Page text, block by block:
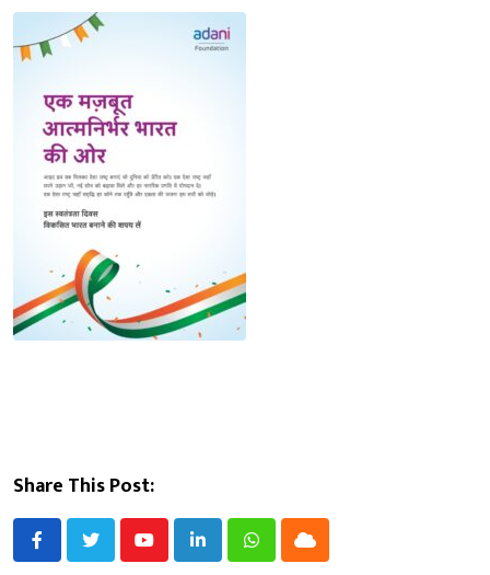
Share This Post:
YoutubeLinkedInWhatsappCloud